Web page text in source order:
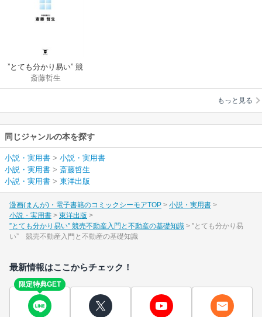
”とても分かり易い” 競
売不動産入門と不動
産の基礎知識
斎藤哲生
もっと見る
同じジャンルの本を探す
小説・実用書 > 小説・実用書
小説・実用書 > 斎藤哲生
小説・実用書 > 東洋出版
漫画(まんが)・電子書籍のコミックシーモアTOP
小説・実用書
小説・実用書
東洋出版
”とても分かり易い” 競売不動産入門と不動産の基礎知識
”とても分かり易
い” 競売不動産入門と不動産の基礎知識
最新情報はここからチェック！
限定特典GET